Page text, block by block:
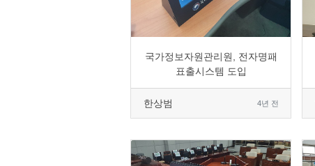
2157 4
국가정보자원관리원, 전자명패
표출시스템 도입
한상범 4년 전